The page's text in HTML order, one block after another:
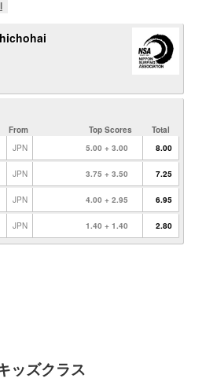
ッズクラス